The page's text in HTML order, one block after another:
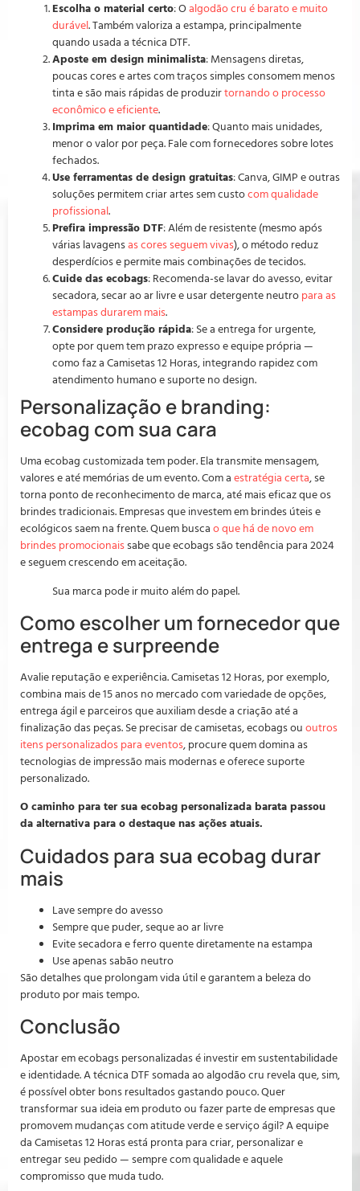
Escolha o material certo: Oalgodão cru é barato e muito
durável. Também valoriza a estampa, principalmente
quando usada a técnica DTF.
Aposte em design minimalista: Mensagens diretas,
poucas cores e artes com traços simples consomem menos
tinta e são mais rápidas de produzirtornando o processo
econômico e eficiente.
Imprima em maior quantidade: Quanto mais unidades,
menor o valor por peça. Fale com fornecedores sobre lotes
fechados.
Use ferramentas de design gratuitas: Canva, GIMP e outras
soluções permitem criar artes sem custocom qualidade
profissional.
Prefira impressão DTF: Além de resistente (mesmo após
várias lavagensas cores seguem vivas), o método reduz
desperdícios e permite mais combinações de tecidos.
Cuide das ecobags: Recomenda-se lavar do avesso, evitar
secadora, secar ao ar livre e usar detergente neutro para as
estampas durarem mais.
Considere produção rápida: Se a entrega for urgente,
opte por quem tem prazo expresso e equipe própria —
como faz a Camisetas 12 Horas, integrando rapidez com
atendimento humano e suporte no design.
Personalização e branding:
ecobag com sua cara
Uma ecobag customizada tem poder. Ela transmite mensagem,
valores e até memórias de um evento. Com a estratégia certa, se
torna ponto de reconhecimento de marca, até mais eficaz que os
brindes tradicionais. Empresas que investem em brindes úteis e
ecológicos saem na frente. Quem busca o que há de novo em
brindes promocionaissabe que ecobags são tendência para 2024
e seguem crescendo em aceitação.
Sua marca pode ir muito além do papel.
Como escolher um fornecedor que
entrega e surpreende
Avalie reputação e experiência. Camisetas 12 Horas, por exemplo,
combina mais de 15 anos no mercado com variedade de opções,
entrega ágil e parceiros que auxiliam desde a criação até a
finalização das peças. Se precisar de camisetas, ecobags ou outros
itens personalizados para eventos, procure quem domina as
tecnologias de impressão mais modernas e oferece suporte
personalizado.
O caminho para ter sua ecobag personalizada barata passou
da alternativa para o destaque nas ações atuais.
Cuidados para sua ecobag durar
mais
Lave sempre do avesso
Sempre que puder, seque ao ar livre
Evite secadora e ferro quente diretamente na estampa
Use apenas sabão neutro
São detalhes que prolongam vida útil e garantem a beleza do
produto por mais tempo.
Conclusão
Apostar em ecobags personalizadas é investir em sustentabilidade
e identidade. A técnica DTF somada ao algodão cru revela que, sim,
é possível obter bons resultados gastando pouco. Quer
transformar sua ideia em produto ou fazer parte de empresas que
promovem mudanças com atitude verde e serviço ágil? A equipe
da Camisetas 12 Horas está pronta para criar, personalizar e
entregar seu pedido — sempre com qualidade e aquele
compromisso que muda tudo.